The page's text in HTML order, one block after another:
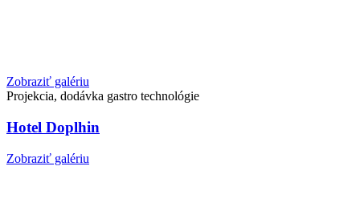
Zobraziť galériu
Projekcia, dodávka gastro technológie
Hotel Doplhin
Zobraziť galériu